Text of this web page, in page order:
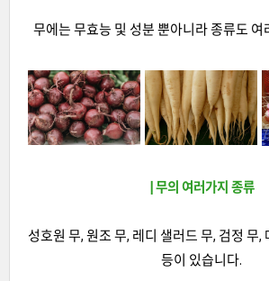
무에는 무효능 및 성분 뿐아니라 종류도 여
| 무의 여러가지 종류
성호원 무, 원조 무, 레디 샐러드 무, 검정 무,
등이 있습니다.